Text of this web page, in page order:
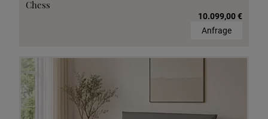
Chess
10.099,00 €
Anfrage